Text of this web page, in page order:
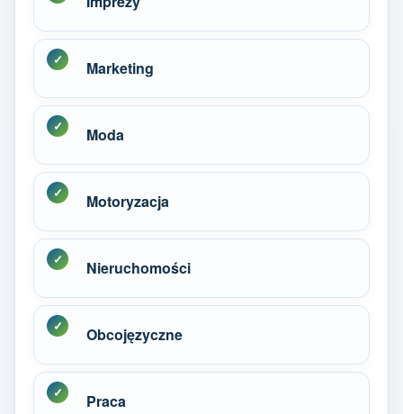
Marketing
Moda
Motoryzacja
Nieruchomości
Obcojęzyczne
Praca